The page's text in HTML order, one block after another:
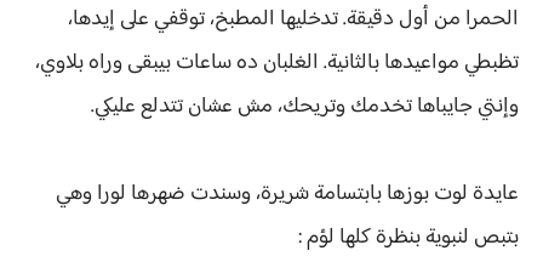
الحمرا من أول دقيقة. تدخليها المطبخ، توقفي على إيدها،
تظبطي مواعيدها بالثانية. الغلبان ده ساعات بيبقى وراه بلاوي،
وإنتي جايباها تخدمك وتريحك، مش عشان تتدلع عليكي.
عايدة لوت بوزها بابتسامة شريرة، وسندت ضهرها لورا وهي
بتبص لنبوية بنظرة كلها لؤم :